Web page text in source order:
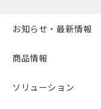
お知らせ・最新情報
商品情報
ソリューション